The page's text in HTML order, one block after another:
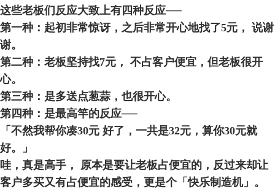
这些老板们反应大致上有四种反应──
第一种：起初非常惊讶，之后非常开心地找了5元， 说谢
谢。
第二种：老板坚持找7元， 不占客户便宜，但老板很开
心。
第三种：是多送点葱蒜，也很开心。
第四种：是最高竿的反应──
「不然我帮你凑30元 好了，一共是32元，算你30元就
好。」
哇，真是高手，
原本是要让老板占便宜的，反过来却让
客户多买又有占便宜的感受，更是个「快乐制造机」。